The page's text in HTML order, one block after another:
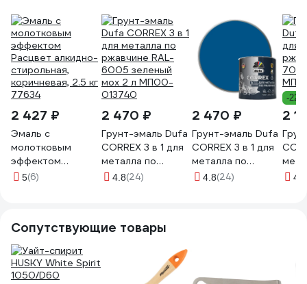
2 427 ₽
Эмаль с
молотковым
эффектом
Расцвет алкидно-
5(6)
2 470 ₽
Грунт-эмаль Dufa
CORREX 3 в 1 для
металла по
ржавчине RAL-
4.8(24)
2 470 ₽
Грунт-эмаль Dufa
CORREX 3 в 1 для
металла по
ржавчине RAL-
4.8(24)
-22%
2
4.8
Сопутствующие товары